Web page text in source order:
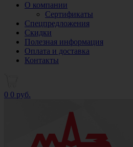
О компании
Сертификаты
Спецпредложения
Скидки
Полезная информация
Оплата и доставка
Контакты
0 0 руб.